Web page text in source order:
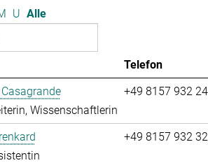
U Alle
Telefon
Wissenschaftlerin
+49 8157 932
+49 8157 932